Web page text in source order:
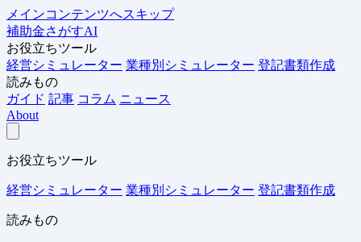
メインコンテンツへスキップ
補助金さがすAI
お役立ちツール
経営シミュレーター 業種別シミュレーター 登記書類作成
読みもの
ガイド 記事 コラム ニュース
About
お役立ちツール
経営シミュレーター 業種別シミュレーター 登記書類作成
読みもの